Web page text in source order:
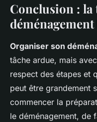
Conclusion :
Organiser son
tâche ardue, mais
respect des étapes et
peut être grandement
commencer la
le déménagement, de